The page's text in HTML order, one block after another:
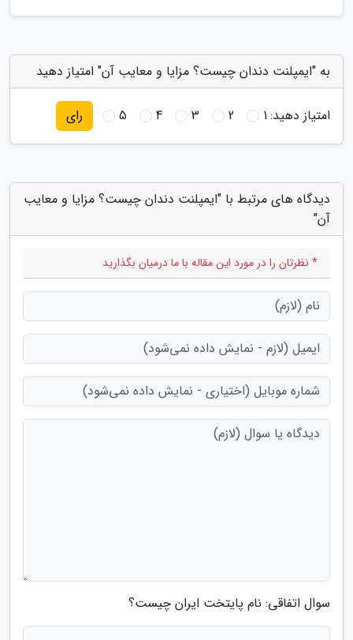
به "ایمپلنت دندان چیست؟ مزایا و معایب آن" امتیاز دهید
امتیاز دهید:1
2
3
4
5 رای
دیدگاه های مرتبط با "ایمپلنت دندان چیست؟ مزایا و معایب
آن"
* نظرتان را در مورد این مقاله با ما درمیان بگذارید
سوال اتفاقی: نام پایتخت ایران چیست؟